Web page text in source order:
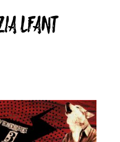
LFANT